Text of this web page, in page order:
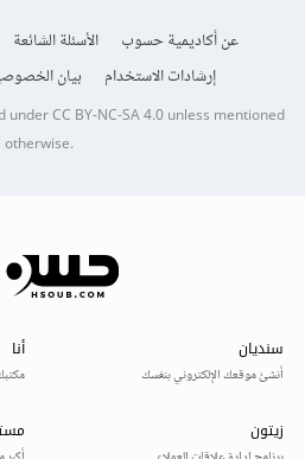
عن أكاديمية حسوب الأسئلة الشائعة
إرشادات الاستخدام
بيان
underCC BY-NC-SA 4.0unless mentioned
otherwise.